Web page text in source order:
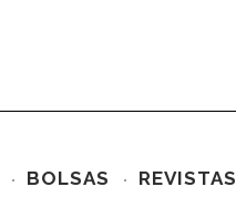
BOLSAS REVISTAS